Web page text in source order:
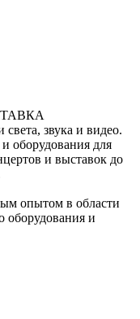
звука и видео.
оборудования для
и выставок до
опытом в области
оборудования и